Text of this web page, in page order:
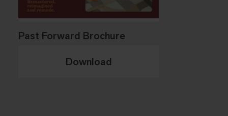
Past Forward Brochure
Download